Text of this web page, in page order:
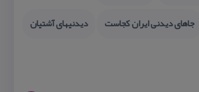
جاهای دیدنی ایران كجاست
دیدنیهای آشتیان